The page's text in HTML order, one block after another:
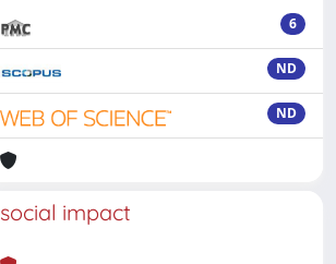
6
ND
ND
social impact